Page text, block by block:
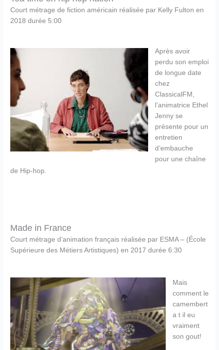
Court métrage de fiction américain réalisée par Kelly Fulton en
2018 durée 5:00
Après avoir
perdu son emploi
de longue date
chez
ClassicalFM,
l’animatrice Ethel
Jenny se
présente pour un
entretien
d’embauche
pour une chaîne
de Hip-hop.
Made in France
Court métrage d’animation français réalisée par ESMA – (École
Supérieure des Métiers Artistiques) en 2017 durée 6:30
Mais
comment le
camembert
a t il eu
vraiment
son gout!